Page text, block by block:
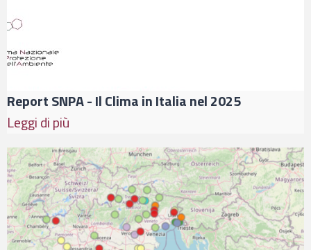
Report SNPA - Il Clima in Italia nel 2025
Leggi di più